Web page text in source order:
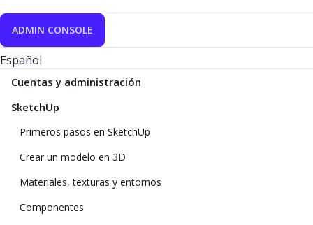
ADMIN CONSOLE
Español
Cuentas y administración
SketchUp
Primeros pasos en SketchUp
Crear un modelo en 3D
Materiales, texturas y entornos
Componentes